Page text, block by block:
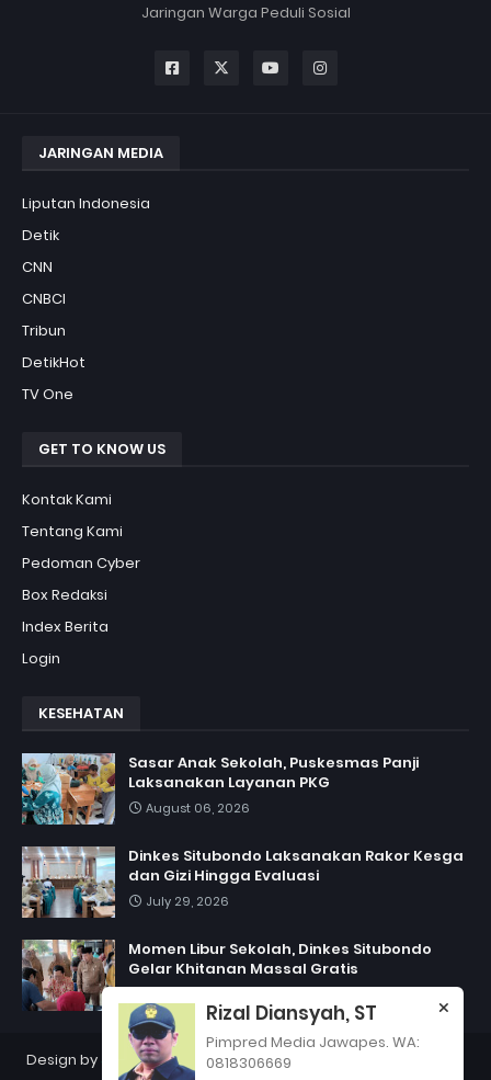
Jaringan Warga Peduli Sosial
JARINGAN MEDIA
Liputan Indonesia
Detik
CNN
CNBCI
Tribun
DetikHot
TV One
GET TO KNOW US
Kontak Kami
Tentang Kami
Pedoman Cyber
Box Redaksi
Index Berita
Login
KESEHATAN
Sasar Anak Sekolah, Puskesmas Panji
Laksanakan Layanan PKG
August 06, 2026
Dinkes Situbondo Laksanakan Rakor Kesga
dan Gizi Hingga Evaluasi
July 29, 2026
Momen Libur Sekolah, Dinkes Situbondo
Gelar Khitanan Massal Gratis
Design by Jawapes| Copyright 2012PT Jawapes Indonesia
Rizal Diansyah, ST
Pimpred Media Jawapes. WA:
0818306669